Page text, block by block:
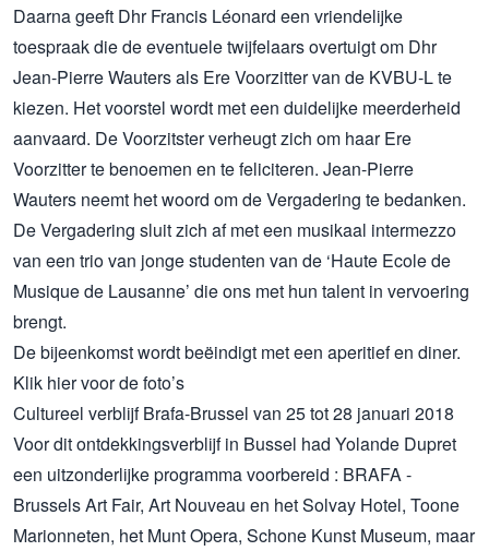
Daarna geeft Dhr Francis Léonard een vriendelijke
toespraak die de eventuele twijfelaars overtuigt om Dhr
Jean-Pierre Wauters als Ere Voorzitter van de KVBU-L te
kiezen. Het voorstel wordt met een duidelijke meerderheid
aanvaard. De Voorzitster verheugt zich om haar Ere
Voorzitter te benoemen en te feliciteren. Jean-Pierre
Wauters neemt het woord om de Vergadering te bedanken.
De Vergadering sluit zich af met een musikaal intermezzo
van een trio van jonge studenten van de ‘Haute Ecole de
Musique de Lausanne’ die ons met hun talent in vervoering
brengt.
De bijeenkomst wordt beëindigt met een aperitief en diner.
Klik hier voor de foto’s
Cultureel verblijf Brafa-Brussel van 25 tot 28 januari 2018
Voor dit ontdekkingsverblijf in Bussel had Yolande Dupret
een uitzonderlijke programma voorbereid : BRAFA -
Brussels Art Fair, Art Nouveau en het Solvay Hotel, Toone
Marionneten, het Munt Opera, Schone Kunst Museum, maar